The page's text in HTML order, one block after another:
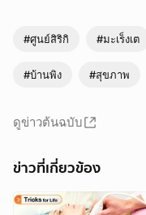
#ศูนย์สิริกิ #มะเร็งเต
#บ้านพิง #สุขภาพ
ดูข่าวต้นฉบับ
ข่าวที่เกี่ยวข้อง